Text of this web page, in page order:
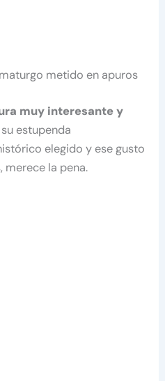
metido en apuros
muy interesante y
estupenda
elegido y ese gusto
merece la pena.